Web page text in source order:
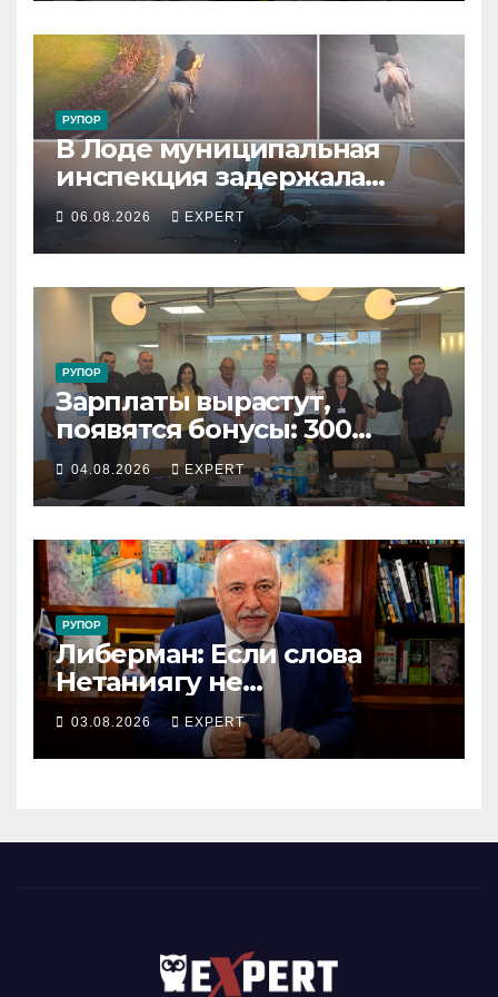
РУПОР
В Лоде муниципальная
инспекция задержала
подростка, устроившего
опасную скачку на лошади
по улицам города
06.08.2026 EXPERT
РУПОР
Зарплаты вырастут,
появятся бонусы: 300
сотрудников «Штраус»
получили новый
коллективный договор
04.08.2026 EXPERT
РУПОР
Либерман: Если слова
Нетаниягу не
предвыборный трюк, пусть
докажет это делом
03.08.2026 EXPERT